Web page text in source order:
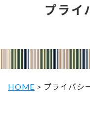
プライ
HOME > プライバシ